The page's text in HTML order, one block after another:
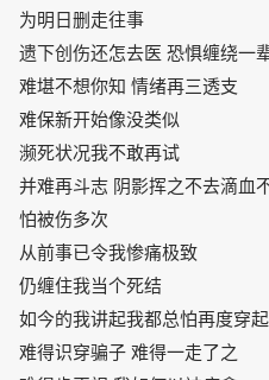
为明日删走往事
遗下创伤还怎去医 恐惧缠绕一
难堪不想你知 情绪再三透支
难保新开始像没类似
濒死状况我不敢再试
并难再斗志 阴影挥之不去滴血
怕被伤多次
从前事已令我惨痛极致
仍缠住我当个死结
如今的我讲起我都总怕再度穿
难得识穿骗子 难得一走了之